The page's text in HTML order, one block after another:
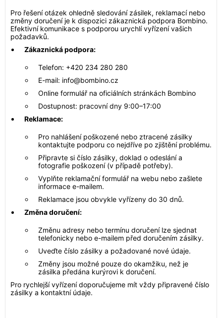
Pro řešení otázek ohledně sledování zásilek, reklamací nebo
změny doručení je k dispozici zákaznická podpora Bombino.
Efektivní komunikace s podporou urychlí vyřízení vašich
požadavků.
Zákaznická podpora:
Telefon: +420 234 280 280
E-mail: info@bombino.cz
Online formulář na oficiálních stránkách Bombino
Dostupnost: pracovní dny 9:00–17:00
Reklamace:
Pro nahlášení poškozené nebo ztracené zásilky
kontaktujte podporu co nejdříve po zjištění problému.
Připravte si číslo zásilky, doklad o odeslání a
fotografie poškození (v případě potřeby).
Vyplňte reklamační formulář na webu nebo zašlete
informace e-mailem.
Reklamace jsou obvykle vyřízeny do 30 dnů.
Změna doručení:
Změnu adresy nebo termínu doručení lze sjednat
telefonicky nebo e-mailem před doručením zásilky.
Uveďte číslo zásilky a požadované nové údaje.
Změny jsou možné pouze do okamžiku, než je
zásilka předána kurýrovi k doručení.
Pro rychlejší vyřízení doporučujeme mít vždy připravené číslo
zásilky a kontaktní údaje.